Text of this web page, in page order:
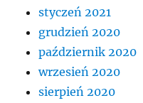
styczeń 2021
grudzień 2020
październik 2020
wrzesień 2020
sierpień 2020